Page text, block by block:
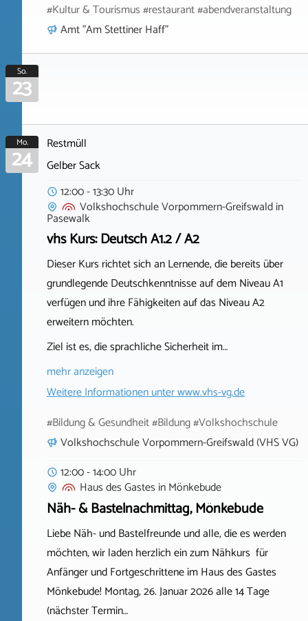
#Kultur & Tourismus #restaurant #abendveranstaltung
Amt "Am Stettiner Haff"
So.
23
Mo.
24
Restmüll
Gelber Sack
12:00 - 13:30 Uhr
Volkshochschule Vorpommern-Greifswaldin
Pasewalk
vhs Kurs: Deutsch A1.2 / A2
Dieser Kurs richtet sich an Lernende, die bereits über
grundlegende Deutschkenntnisse auf dem Niveau A1
verfügen und ihre Fähigkeiten auf das Niveau A2
erweitern möchten.
Ziel ist es, die sprachliche Sicherheit im…
mehr anzeigen
Weitere Informationen unterwww.vhs-vg.de
#Bildung & Gesundheit #Bildung #Volkshochschule
Volkshochschule Vorpommern-Greifswald (VHS VG)
12:00 - 14:00 Uhr
Haus des Gastes inMönkebude
Näh- & Bastelnachmittag, Mönkebude
Liebe Näh- und Bastelfreunde und alle, die es werden
möchten, wir laden herzlich ein zum Nähkurs für
Anfänger und Fortgeschrittene im Haus des Gastes
Mönkebude! Montag, 26. Januar 2026 alle 14 Tage
(nächster Termin…